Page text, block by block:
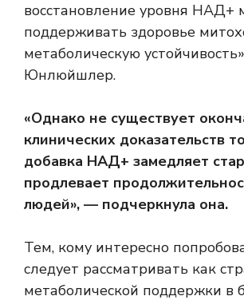
восстановление уровня НАД+
поддерживать здоровье
метаболическую
Юнлюйшлер.
«Однако не существует
клинических доказательств
добавка НАД+ замедляет
продлевает
людей», — подчеркнула она.
Тем, кому интересно
следует рассматривать как
метаболической поддержки в